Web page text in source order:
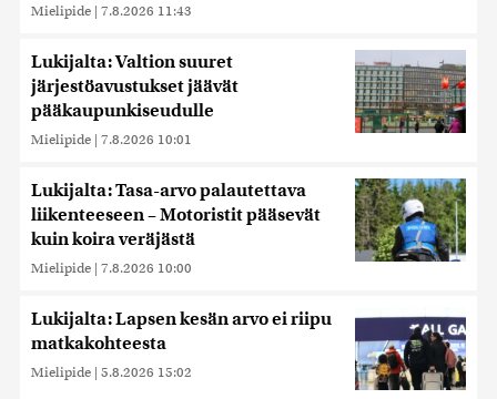
Mielipide | 7.8.2026 11:43
Lukijalta: Valtion suuret
järjestöavustukset jäävät
pääkaupunkiseudulle
Mielipide | 7.8.2026 10:01
Lukijalta: Tasa-arvo palautettava
liikenteeseen – Motoristit pääsevät
kuin koira veräjästä
Mielipide | 7.8.2026 10:00
Lukijalta: Lapsen kesän arvo ei riipu
matkakohteesta
Mielipide | 5.8.2026 15:02